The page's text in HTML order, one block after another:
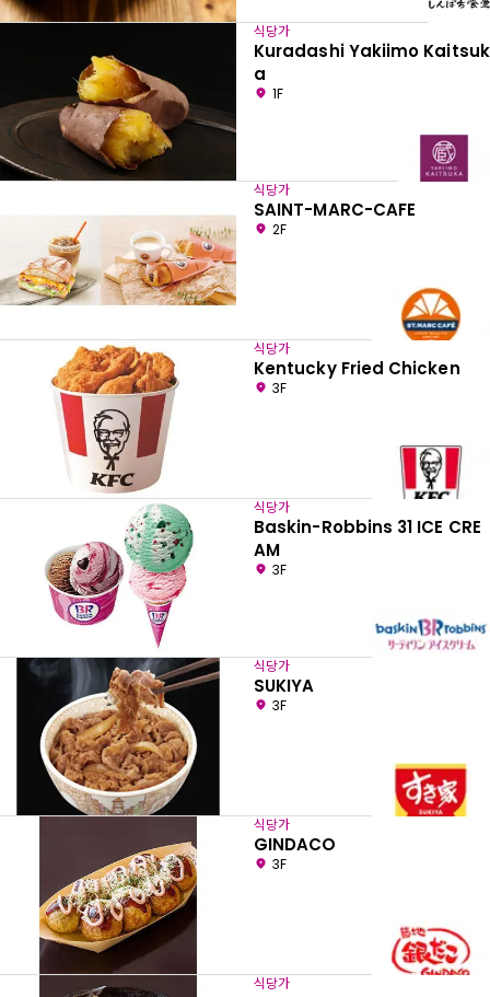
식당가
Kuradashi Yakiimo Kaitsuk
a
1F
식당가
SAINT-MARC-CAFE
2F
식당가
Kentucky Fried Chicken
3F
식당가
Baskin-Robbins 31 ICE CRE
AM
3F
식당가
SUKIYA
3F
식당가
GINDACO
3F
식당가